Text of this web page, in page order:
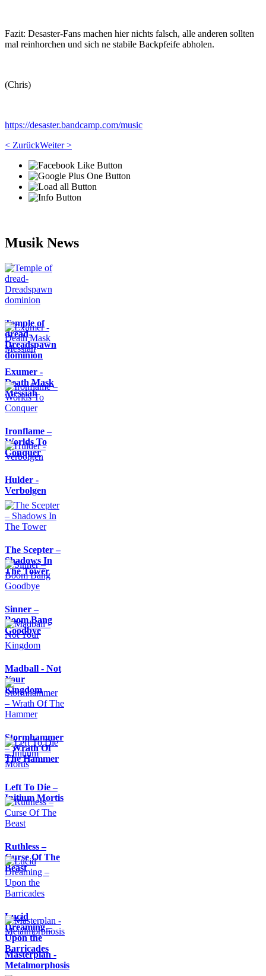
Fazit: Desaster-Fans machen hier nichts falsch, alle anderen sollten
mal reinhorchen und sich ne stabile Backpfeife abholen.
(Chris)
https://desaster.bandcamp.com/music
< ZurückWeiter >
Musik News
Temple of
dread-
Dreadspawn
dominion
Exumer -
Death Mask
Messiah
Ironflame –
Worlds To
Conquer
Hulder -
Verbolgen
The Scepter –
Shadows In
The Tower
Sinner –
Boom Bang
Goodbye
Madball - Not
Your
Kingdom
Stormhammer
– Wrath Of
The Hammer
Left To Die –
Initium Mortis
Ruthless –
Curse Of The
Beast
Lucid
Dreaming –
Upon the
Barricades
Masterplan -
Metalmorphosis